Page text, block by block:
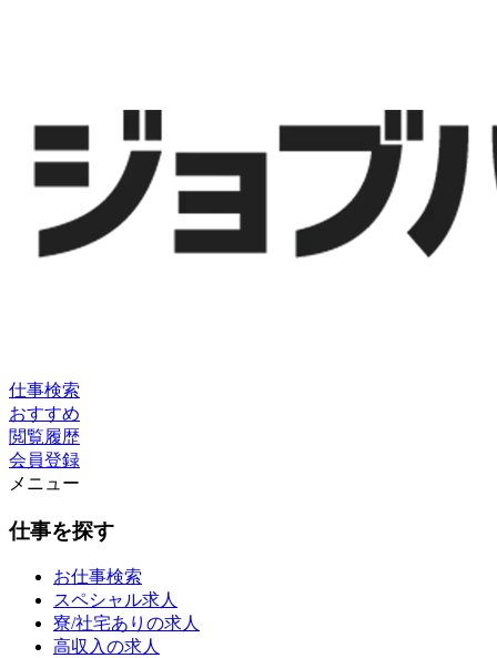
仕事検索
おすすめ
閲覧履歴
会員登録
メニュー
仕事を探す
お仕事検索
スペシャル求人
寮/社宅ありの求人
高収入の求人